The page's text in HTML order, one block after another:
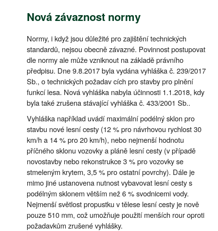
Nová závaznost normy
Normy, i když jsou důležité pro zajištění technických
standardů, nejsou obecně závazné. Povinnost postupovat
dle normy ale může vzniknout na základě právního
předpisu. Dne 9.8.2017 byla vydána vyhláška č. 239/2017
Sb., o technických požadav cích pro stavby pro plnění
funkcí lesa. Nová vyhláška nabyla účinnosti 1.1.2018, kdy
byla také zrušena stávající vyhláška č. 433/2001 Sb..
Vyhláška například uvádí maximální podélný sklon pro
stavbu nové lesní cesty (12 % pro návrhovou rychlost 30
km/h a 14 % pro 20 km/h), nebo nejmenší hodnotu
příčného sklonu vozovky a pláně lesní cesty (v případě
novostavby nebo rekonstrukce 3 % pro vozovky se
stmeleným krytem, 3,5 % pro ostatní povrchy). Dále je
mimo jiné ustanovena nutnost vybavovat lesní cesty s
podélným sklonem větším než 6 % svodnicemi vody.
Nejmenší světlost propustku v tělese lesní cesty je nově
pouze 510 mm, což umožňuje použití menších rour oproti
požadavkům zrušené vyhlášky.